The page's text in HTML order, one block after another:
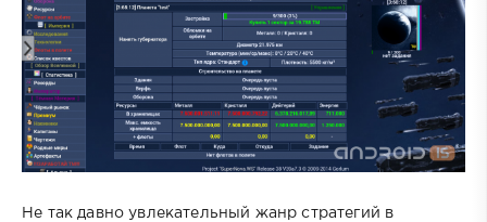
Не так давно увлекательный жанр стратегий в